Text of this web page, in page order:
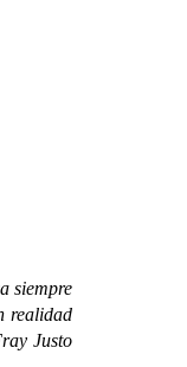
siempre
realidad
Justo